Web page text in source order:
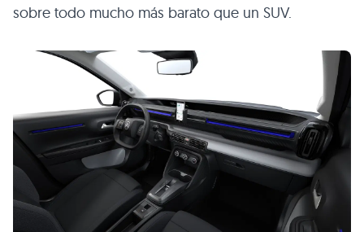
sobre todo mucho más barato que un SUV.